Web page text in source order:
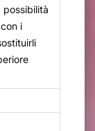
possibilità
i